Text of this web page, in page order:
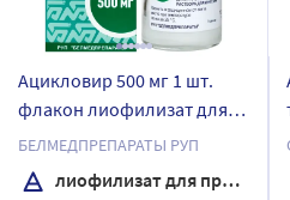
Ацикловир 500 мг 1 шт.
флакон лиофилизат для
приготовления раствора
для инфузий
БЕЛМЕДПРЕПАРАТЫ РУП
лиофилизат для приготовления раствора для инфузий